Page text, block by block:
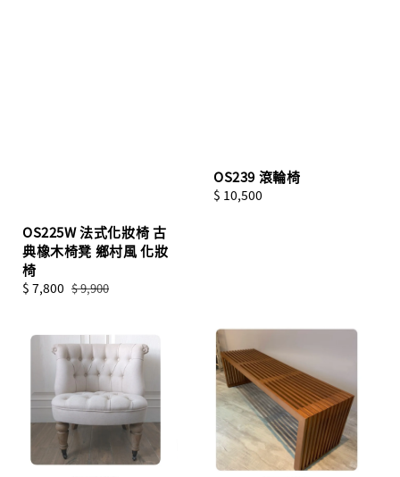
OS225W 法式化妝椅 古
典橡木椅凳 鄉村風 化妝
椅
Sale
$ 7,800 Regular
$ 9,900
OS239 滾輪椅
Regular
$ 10,500